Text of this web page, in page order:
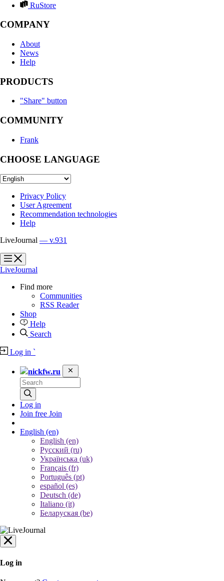
RuStore
COMPANY
About
News
Help
PRODUCTS
"Share" button
COMMUNITY
Frank
CHOOSE LANGUAGE
Privacy Policy
User Agreement
Recommendation technologies
Help
LiveJournal — v.931
?
?
LiveJournal
Find more
Communities
RSS Reader
Shop
Help
Search
Log in `
nickfw.ru
Log in
Join free Join
English (en)
English (en)
Русский (ru)
Українська (uk)
Français (fr)
Português (pt)
español (es)
Deutsch (de)
Italiano (it)
Беларуская (be)
Log in